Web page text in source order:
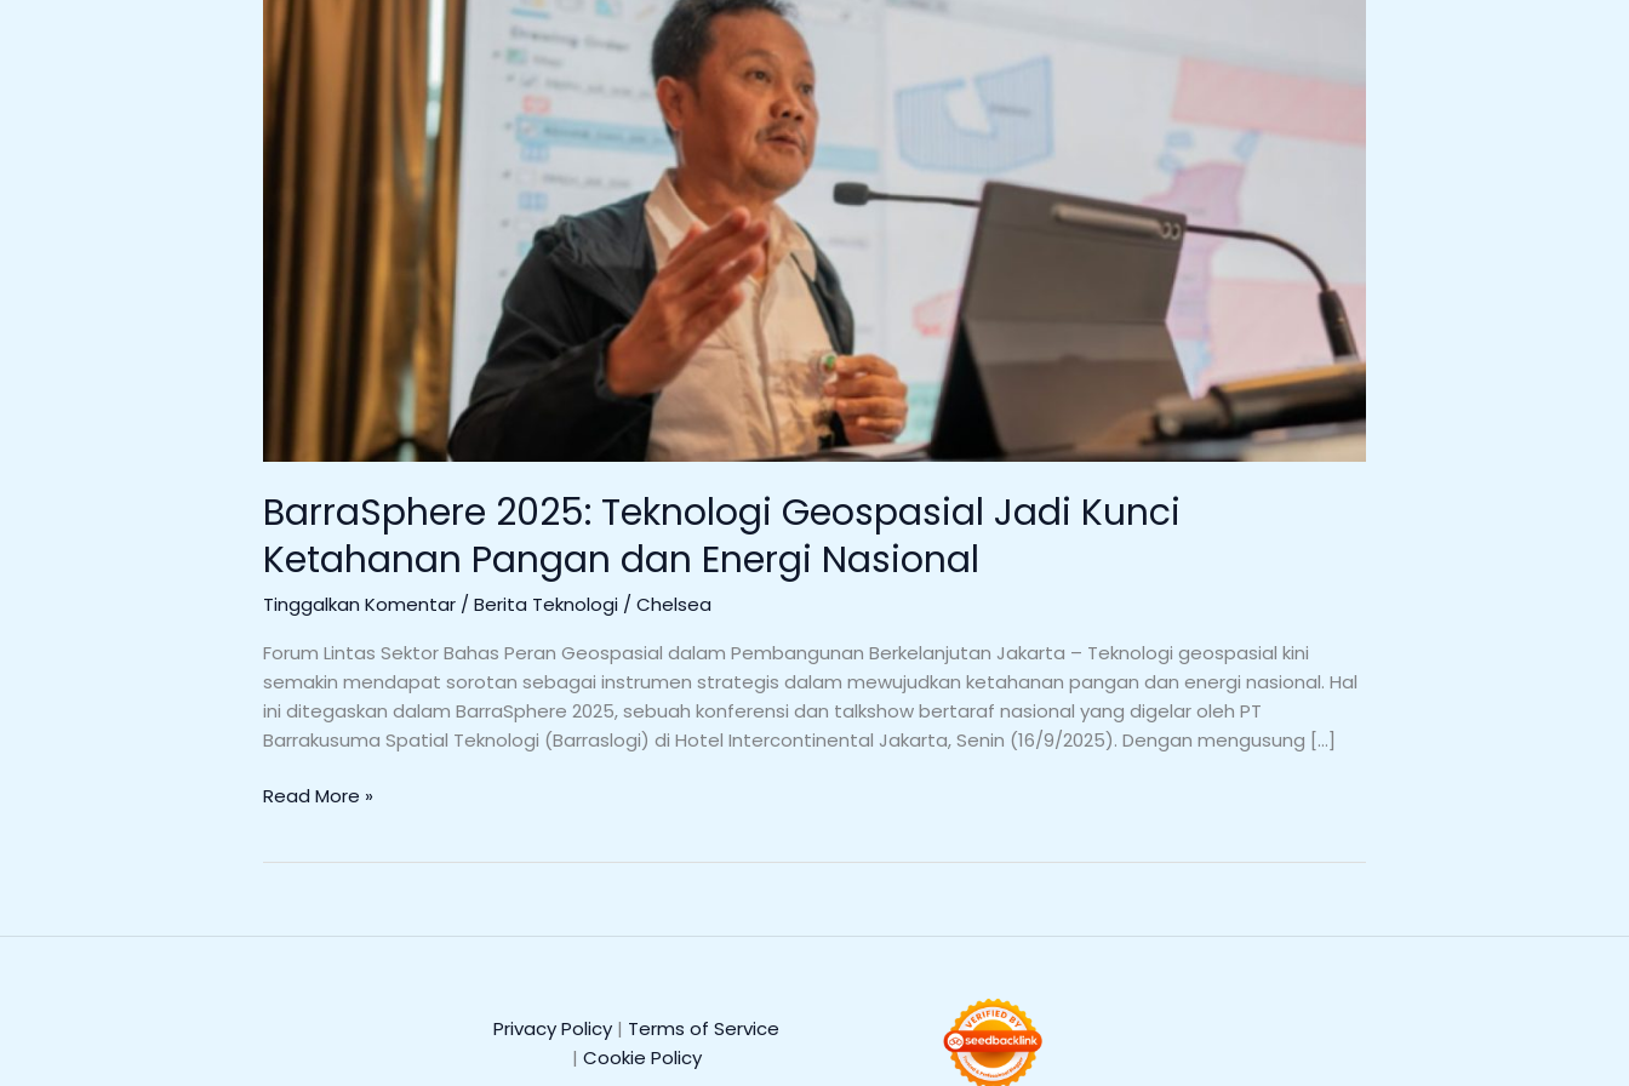
BarraSphere 2025: Teknologi Geospasial Jadi Kunci
Ketahanan Pangan dan Energi Nasional
Tinggalkan Komentar / Berita Teknologi / Chelsea
Forum Lintas Sektor Bahas Peran Geospasial dalam Pembangunan Berkelanjutan Jakarta – Teknologi geospasial kini
semakin mendapat sorotan sebagai instrumen strategis dalam mewujudkan ketahanan pangan dan energi nasional. Hal
ini ditegaskan dalam BarraSphere 2025, sebuah konferensi dan talkshow bertaraf nasional yang digelar oleh PT
Barrakusuma Spatial Teknologi (Barraslogi) di Hotel Intercontinental Jakarta, Senin (16/9/2025). Dengan mengusung […]
Ketahanan
Pangan
dan
Read More »
Privacy Policy | Terms of Service
| Cookie Policy